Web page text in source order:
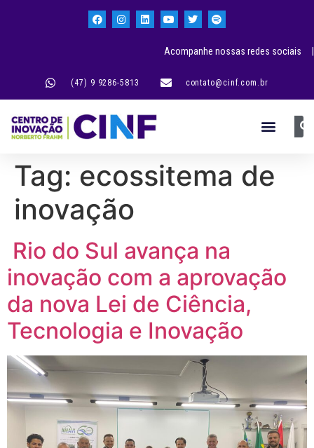
(47) 9 9286-5813 contato@cinf.com.br
Acompanhe nossas redes sociais |
Tag: ecossitema de
inovação
Rio do Sul avança na
inovação com a aprovação
da nova Lei de Ciência,
Tecnologia e Inovação